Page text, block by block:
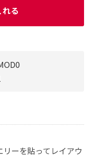
ーを貼ってレイアウ
る